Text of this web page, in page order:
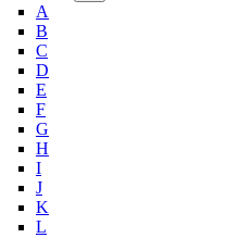
A
B
C
D
E
F
G
H
I
J
K
L